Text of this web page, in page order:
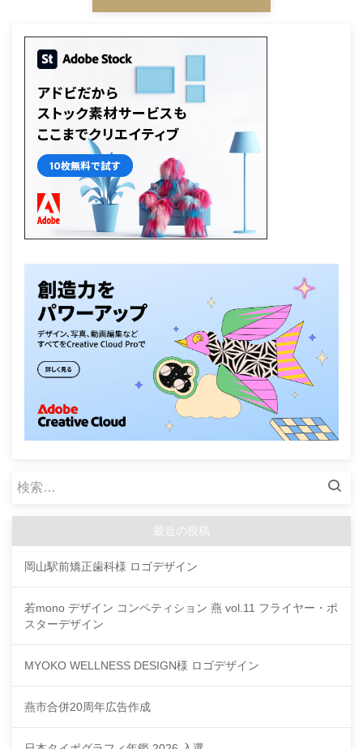
検
最近の投稿
岡山駅前矯正歯科様 ロゴデザイン
若mono デザイン コンペティション 燕 vol.11 フライヤー・ポ
スターデザイン
MYOKO WELLNESS DESIGN様 ロゴデザイン
燕市合併20周年広告作成